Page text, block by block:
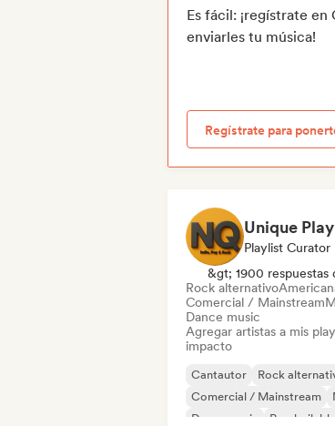
Es fácil: ¡regístrate en
enviarles tu música!
Regístrate para
Playlist Curator
&gt; 1900 respuestas
Rock alternativo
Comercial / Mainstream
Dance music
Agregar artistas a mis
impacto
Cantautor Rock
Comercial / Mainstream
Dance music
Pop bailable